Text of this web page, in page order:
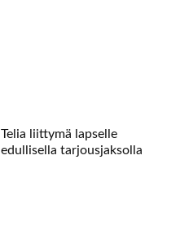
Telia liittymä lapselle
edullisella tarjousjaksolla